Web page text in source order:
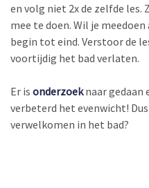
en volg niet 2x de zelfde les.
mee te doen. Wil je
begin tot eind. Verstoor de
voortijdig het bad verlaten.
Er is onderzoek naar
verbeterd het evenwicht!
verwelkomen in het bad?